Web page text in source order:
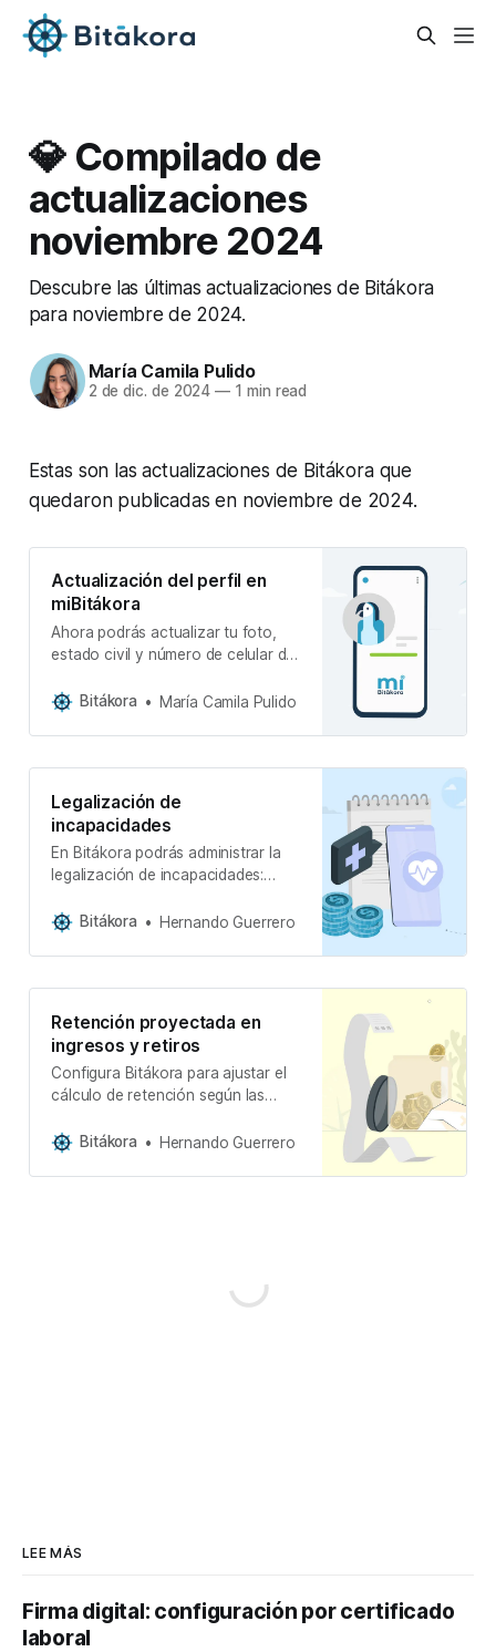
💎 Compilado de
actualizaciones
noviembre 2024
Descubre las últimas actualizaciones de Bitákora
para noviembre de 2024.
María Camila Pulido
2 de dic. de 2024 — 1 min read
Estas son las actualizaciones de Bitákora que
quedaron publicadas en noviembre de 2024.
Actualización del perfil en
miBitákora
Ahora podrás actualizar tu foto,
estado civil y número de celular de
o la app de miBitákora.
Bitákora María Camila Pulido
Legalización de
incapacidades
En Bitákora podrás administrar la
legalización de incapacidades:
controlar saldos pendientes.
Bitákora Hernando Guerrero
Retención proyectada en
ingresos y retiros
Configura Bitákora para ajustar el
cálculo de retención según las
normativa vigente.
Bitákora Hernando Guerrero
LEE MÁS
Firma digital: configuración por certificado
laboral